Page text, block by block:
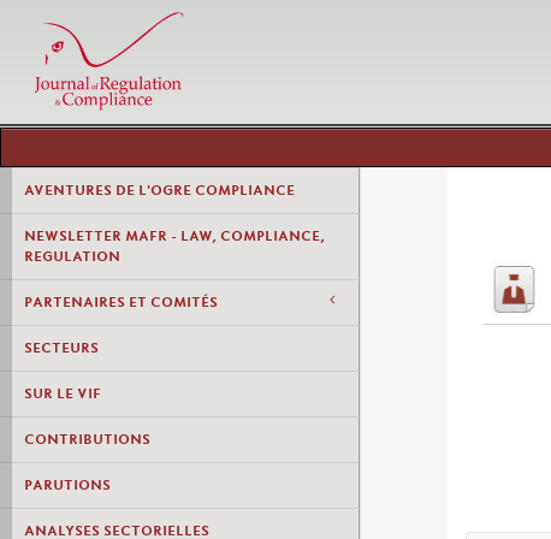
AVENTURES DE L'OGRE COMPLIANCE
NEWSLETTER MAFR - LAW, COMPLIANCE,
REGULATION
PARTENAIRES ET COMITÉS
SECTEURS
SUR LE VIF
CONTRIBUTIONS
PARUTIONS
ANALYSES SECTORIELLES